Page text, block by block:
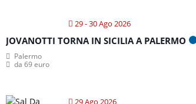
29 - 30 Ago 2026
JOVANOTTI TORNA IN SICILIA A PALERMO
Palermo
da 69 euro
29 Ago 2026